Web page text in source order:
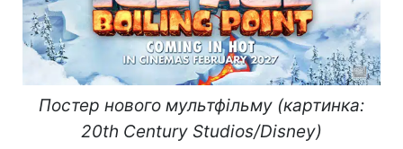
Постер нового мультфільму (картинка:
20th Century Studios/Disney)